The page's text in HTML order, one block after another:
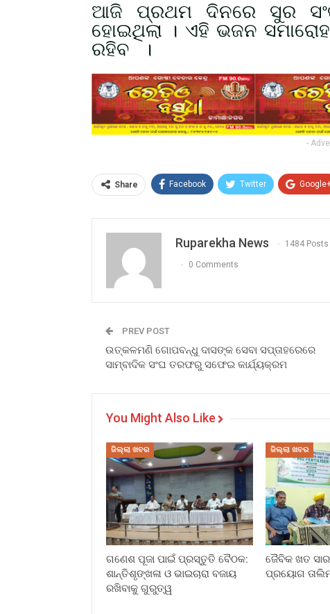
ଆଜି ପ୍ରଥମ ଦିନରେ ସୁର
ହୋଇଥିଲା । ଏହି ଭଜନ
ରହିବ
।
-
Share Facebook Twitter
Ruparekha News 1484 Posts
0 Comments
PREV POST
ଉତ୍କଳମଣି ଗୋପବନ୍ଧୁ ଦାସଙ୍କ ସେବା ସପ୍ତାହରେରେ
ସାମ୍ବାଦିକ ସଂଘ ତରଫରୁ ସଫେଇ କାର୍ଯ୍ୟକ୍ରମ
You Might Also Like
ଜିଲ୍ଲା ଖବର
ଗଣେଶ ପୂଜା ପାଇଁ ପ୍ରସ୍ତୁତି ବୈଠକ:
ଶାନ୍ତିଶୃଙ୍ଖଳା ଓ ଭାଇଚାରା ବଜାୟ
ରଖିବାକୁ ଗୁରୁତ୍ୱ
ଜିଲ୍ଲା ଖବର
ଜୈବିକ ଖତ
ପ୍ରୟୋଗ